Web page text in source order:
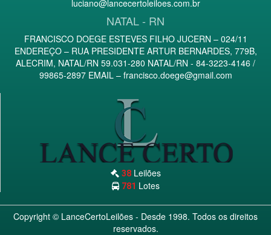
luciano@lancecertoleiloes.com.br
NATAL - RN
FRANCISCO DOEGE ESTEVES FILHO JUCERN – 024/11
ENDEREÇO – RUA PRESIDENTE ARTUR BERNARDES, 779B,
ALECRIM, NATAL/RN 59.031-280 NATAL/RN - 84-3223-4146 /
99865-2897 EMAIL – francisco.doege@gmail.com
38 Leilões
781 Lotes
Copyright © LanceCertoLeilões - Desde 1998. Todos os direitos
reservados.